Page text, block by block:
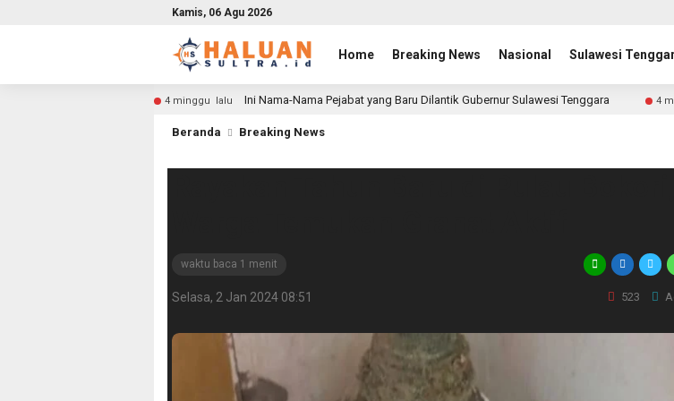
Kamis, 06 Agu 2026
Home Breaking News Nasional Sulawesi
4 minggu lalu Ini Nama-Nama Pejabat yang Baru Dilantik Gubernur Sulawesi Tenggara 4
Beranda Breaking News
waktu baca 1 menit
Selasa, 2 Jan 2024 08:51 523